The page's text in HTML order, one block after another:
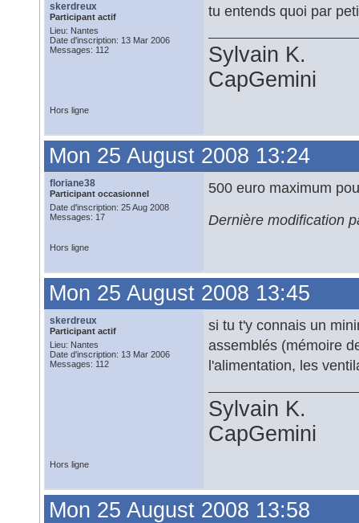
skerdreux
Participant actif
Lieu: Nantes
Date d'inscription: 13 Mar 2006
Messages: 112
tu entends quoi par
Sylvain K.
CapGemini
Hors ligne
Mon 25 August 2008 13:24
floriane38
Participant occasionnel
Date d'inscription: 25 Aug 2008
Messages: 17
500 euro maximum
Dernière modification
Hors ligne
Mon 25 August 2008 13:45
skerdreux
Participant actif
Lieu: Nantes
Date d'inscription: 13 Mar 2006
Messages: 112
si tu t'y connais un
assemblés (mémoire
l'alimentation, les
Sylvain K.
CapGemini
Hors ligne
Mon 25 August 2008 13:58